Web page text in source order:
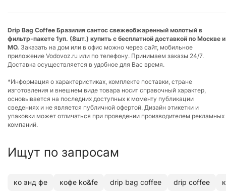
Drip Bag Coffee Бразилия сантос свежеобжаренный молотый в
фильтр-пакете 1уп. (8шт.) купить с бесплатной доставкой по Москве и
МО. Заказать на дом или в офис можно через сайт, мобильное
приложение Vodovoz.ru или по телефону. Принимаем заказы 24/7.
Доставка осуществляется в удобное для Вас время.
*Информация о характеристиках, комплекте поставки, стране
изготовления и внешнем виде товара носит справочный характер,
основывается на последних доступных к моменту публикации
сведениях и не является публичной офертой. Дизайн этикетки и
упаковки может отличаться при проведении производителем рекламных
компаний.
Ищут по запросам
ко энд фе кофе ko&fe drip bag coffee drip coffee